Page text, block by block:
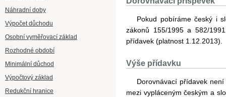
Náhradní doby
Výpočet důchodu
Osobní vyměřovací základ
Rozhodné období
Minimální důchod
Výpočtový základ
Redukční hranice
Pokud pobíráme český i
zákonů 155/1995 a 582/
přídavek (platnost 1.12.2013).
Výše přídavku
Dorovnávací přídavek
mezi vypláceným českým a